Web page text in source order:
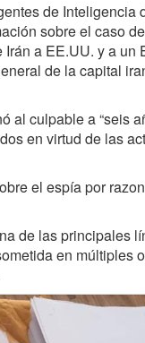
de Inteligencia
sobre el caso
a EE.UU. y a un
de la capital
al culpable a “seis
en virtud de las
el espía por
de las principales
en múltiples